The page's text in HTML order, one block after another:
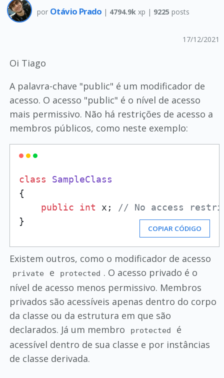
por Otávio Prado | 4794.9k xp | 9225 posts
17/12/2021
Oi Tiago
A palavra-chave "public" é um modificador de
acesso. O acesso "public" é o nível de acesso
mais permissivo. Não há restrições de acesso a
membros públicos, como neste exemplo:
class
SampleClass
{
public
int x; // No access
}
COPIAR CÓDIGO
Existem outros, como o modificador de acesso
private e protected . O acesso privado é o
nível de acesso menos permissivo. Membros
privados são acessíveis apenas dentro do corpo
da classe ou da estrutura em que são
declarados. Já um membro
protected
é
acessível dentro de sua classe e por instâncias
de classe derivada.